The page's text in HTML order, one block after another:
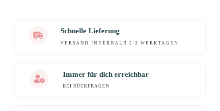
Schnelle Lieferung
VERSAND INNERHALB 2-3 WERKTAGEN
Immer für dich erreichbar
BEI RÜCKFRAGEN